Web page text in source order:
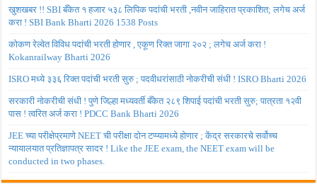
खुशखबर !! SBI बँकेत १ हजार ५३८ लिपिक पदांची भरती ,नवीन जाहिरात प्रकाशित; लगेच अर्ज
करा ! SBI Bank Bharti 2026 1538 Posts
कोकण रेल्वेत विविध पदांची भरती होणार , एकूण रिक्त जागा २०२ ; लगेच अर्ज करा !
Kokanrailway Bharti 2026
ISRO मध्ये ३३६ रिक्त पदांची भरती सुरु ; पदवीधरांसाठी नोकरीची संधी ! ISRO Bharti 2026
सरकारी नोकरीची संधी ! पुणे जिल्हा मध्यवर्ती बँकेत २८९ शिपाई पदांची भरती सुरु; पात्रता १२वी
पास ! त्वरित अर्ज करा ! PDCC Bank Bharti 2026
JEE च्या परीक्षेप्रमाणे NEET ची परीक्षा दोन टप्प्यामध्ये होणार ; केंद्र सरकारचे सर्वोच्च
न्यायालयात प्रतिज्ञापत्र सादर ! Like the JEE exam, the NEET exam will be
conducted in two phases.